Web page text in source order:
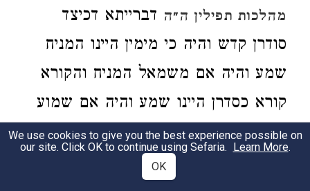
מהלכות תפילין ה״ה דברייתא דכיצד
סודרן קדש והיה כי מימין היינו המניח
שמע והיה אם משמאל המניח והקורא
קורא כסדרן היינו שמע והיה אם שמוע
ולדבריו א״ש דלרש״י ור״ת מיותר הוא
אבל לראב״ד אשמעינן דל״ת כרש״י קדש
We use cookies to give you the best experience possible on
our site. Click OK to continue using Sefaria. Learn More.
OK